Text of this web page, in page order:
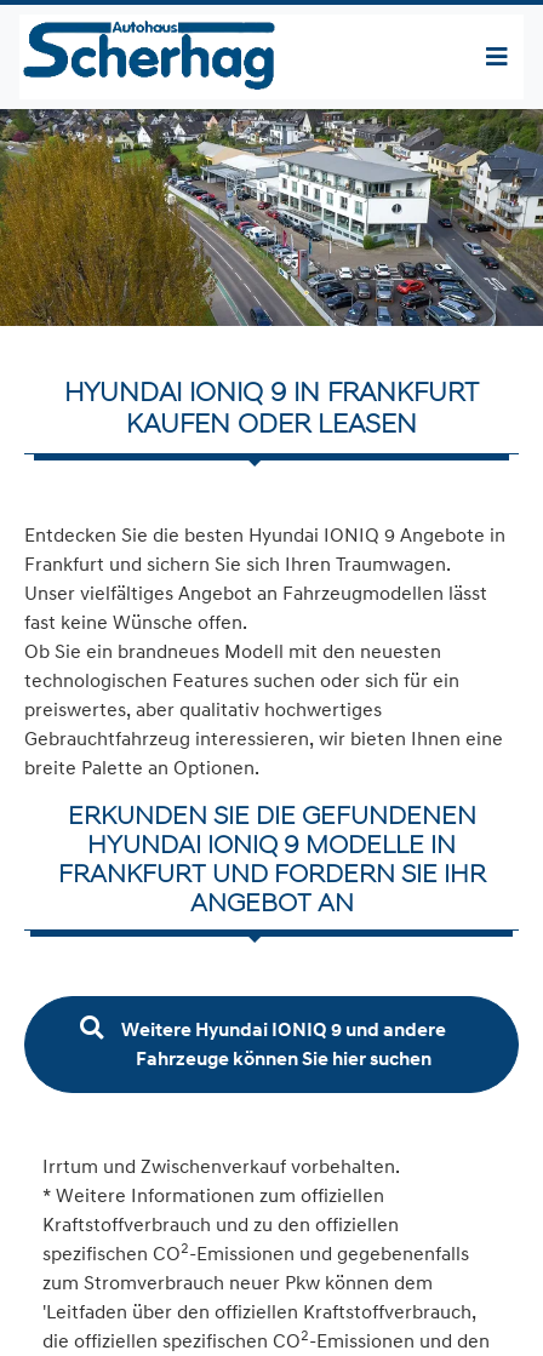
HYUNDAI IONIQ 9 IN FRANKFURT
KAUFEN ODER LEASEN
Entdecken Sie die besten Hyundai IONIQ 9 Angebote in
Frankfurt und sichern Sie sich Ihren Traumwagen.
Unser vielfältiges Angebot an Fahrzeugmodellen lässt
fast keine Wünsche offen.
Ob Sie ein brandneues Modell mit den neuesten
technologischen Features suchen oder sich für ein
preiswertes, aber qualitativ hochwertiges
Gebrauchtfahrzeug interessieren, wir bieten Ihnen eine
breite Palette an Optionen.
ERKUNDEN SIE DIE GEFUNDENEN
HYUNDAI IONIQ 9 MODELLE IN
FRANKFURT UND FORDERN SIE IHR
ANGEBOT AN
Weitere Hyundai IONIQ 9 und andere
Fahrzeuge können Sie hier suchen
Irrtum und Zwischenverkauf vorbehalten.
* Weitere Informationen zum offiziellen
Kraftstoffverbrauch und zu den offiziellen
spezifischen CO2-Emissionen und gegebenenfalls
zum Stromverbrauch neuer Pkw können dem
'Leitfaden über den offiziellen Kraftstoffverbrauch,
die offiziellen spezifischen CO2-Emissionen und den